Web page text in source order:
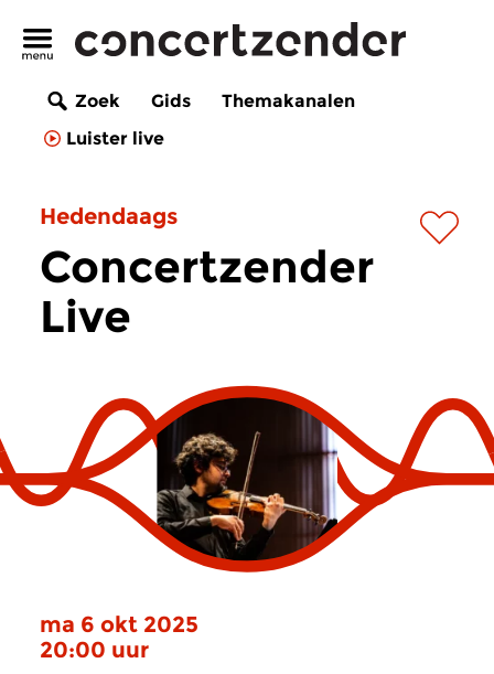
Zoek Gids
Themakanalen
Luister live
Hedendaags
Concertzender
Live
ma 6 okt 2025
20:00 uur